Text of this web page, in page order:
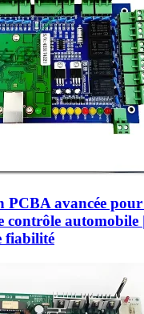
PCBA avancée pour
contrôle automobile
fiabilité